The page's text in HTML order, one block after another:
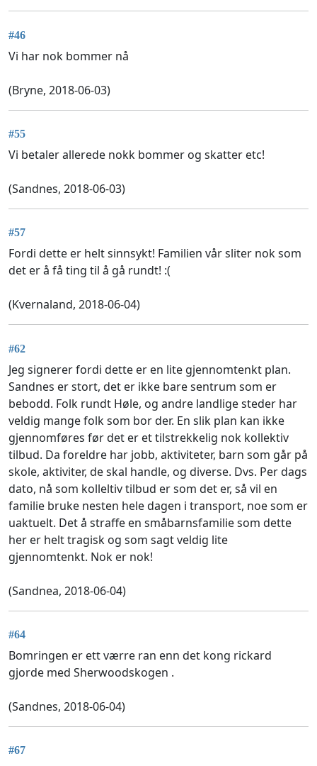
#46
Vi har nok bommer nå
(Bryne, 2018-06-03)
#55
Vi betaler allerede nokk bommer og skatter etc!
(Sandnes, 2018-06-03)
#57
Fordi dette er helt sinnsykt! Familien vår sliter nok som
det er å få ting til å gå rundt! :(
(Kvernaland, 2018-06-04)
#62
Jeg signerer fordi dette er en lite gjennomtenkt plan.
Sandnes er stort, det er ikke bare sentrum som er
bebodd. Folk rundt Høle, og andre landlige steder har
veldig mange folk som bor der. En slik plan kan ikke
gjennomføres før det er et tilstrekkelig nok kollektiv
tilbud. Da foreldre har jobb, aktiviteter, barn som går på
skole, aktiviter, de skal handle, og diverse. Dvs. Per dags
dato, nå som kolleltiv tilbud er som det er, så vil en
familie bruke nesten hele dagen i transport, noe som er
uaktuelt. Det å straffe en småbarnsfamilie som dette
her er helt tragisk og som sagt veldig lite
gjennomtenkt. Nok er nok!
(Sandnea, 2018-06-04)
#64
Bomringen er ett værre ran enn det kong rickard
gjorde med Sherwoodskogen .
(Sandnes, 2018-06-04)
#67